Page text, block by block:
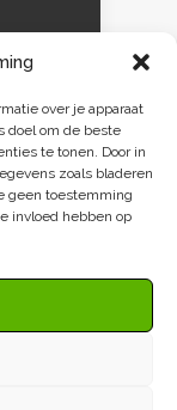
over je apparaat
doel om de beste
te tonen. Door in
zoals bladeren
geen toestemming
invloed hebben op